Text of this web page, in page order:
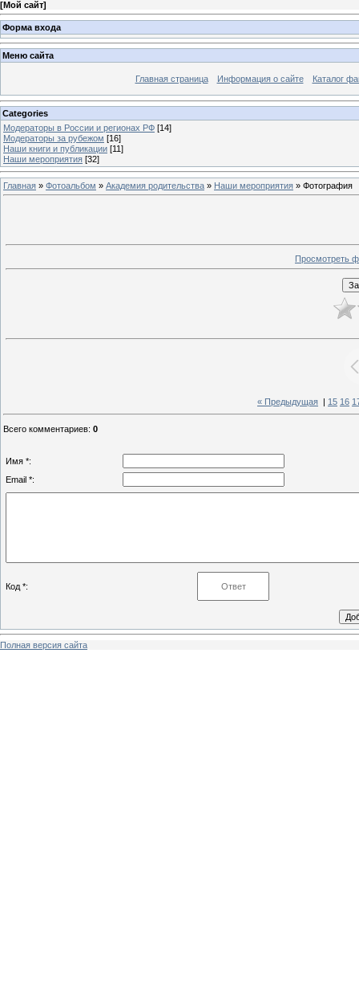
[Мой сайт]
Форма входа
Меню сайта
Главная страница Информация о сайте Каталог
Categories
Модераторы в России и регионах РФ [14]
Модераторы за рубежом [16]
Наши книги и публикации [11]
Наши мероприятия [32]
Главная » Фотоальбом » Академия родительства » Наши мероприятия » Фотография
Просмотреть
« Предыдущая 15 16
Всего комментариев: 0
Имя *:
Email *:
Код *:
Полная версия сайта